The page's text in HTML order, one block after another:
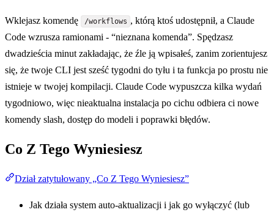
Wklejasz komendę /workflows , którą ktoś udostępnił, a Claude
Code wzrusza ramionami - “nieznana komenda”. Spędzasz
dwadzieścia minut zakładając, że źle ją wpisałeś, zanim zorientujesz
się, że twoje CLI jest sześć tygodni do tyłu i ta funkcja po prostu nie
istnieje w twojej kompilacji. Claude Code wypuszcza kilka wydań
tygodniowo, więc nieaktualna instalacja po cichu odbiera ci nowe
komendy slash, dostęp do modeli i poprawki błędów.
Co Z Tego Wyniesiesz
Dział zatytułowany „Co Z Tego Wyniesiesz”
Jak działa system auto-aktualizacji i jak go wyłączyć (lub